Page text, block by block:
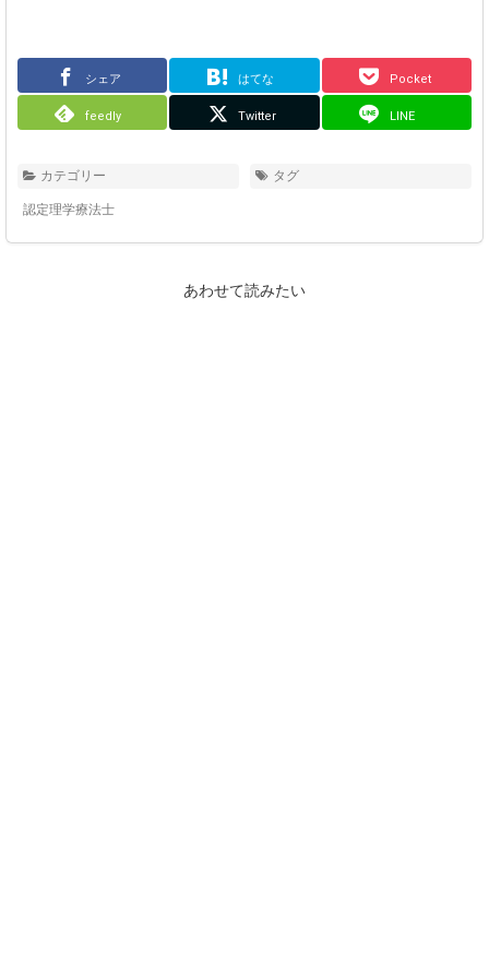
シェア はてな Pocket
feedly Twitter LINE
カテゴリー
認定理学療法士
タグ
あわせて読みたい